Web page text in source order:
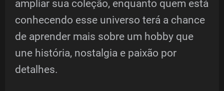
ampliar sua coleção, enquanto quem está
conhecendo esse universo terá a chance
de aprender mais sobre um hobby que
une história, nostalgia e paixão por
detalhes.